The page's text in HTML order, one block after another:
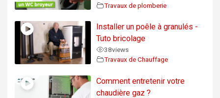
Travaux de plomberie
Installer un poêle à granulés -
Tuto bricolage
38views
Travaux de Chauffage
Comment entretenir votre
chaudière gaz ?